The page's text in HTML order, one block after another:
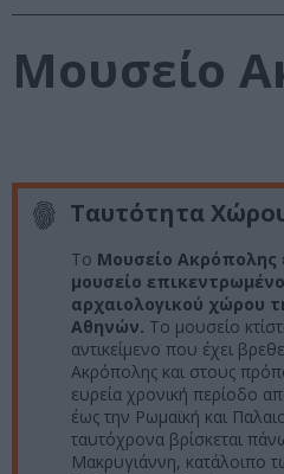
Μουσείο
Ταυτότητα
Το Mουσείο Ακρόπολης
μουσείο
αρχαιολογικού χώρου
Αθηνών. Το μουσείο
αντικείμενο που έχει
Ακρόπολης και στους
ευρεία χρονική περίοδο
έως την Ρωμαϊκή και
ταυτόχρονα βρίσκεται
Μακρυγιάννη, κατάλοιπο